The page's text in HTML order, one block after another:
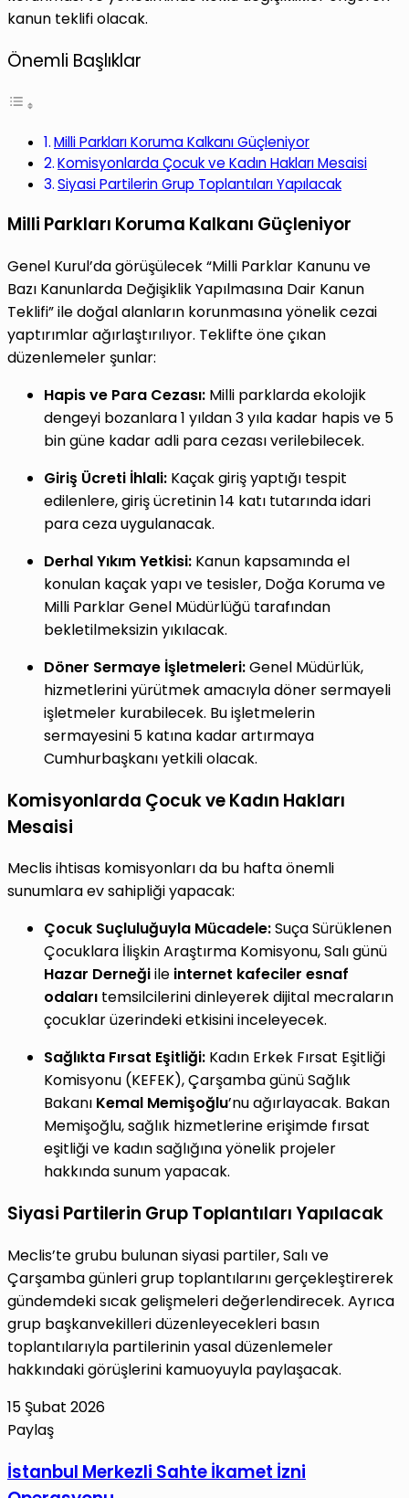
kanun teklifi olacak.
Önemli Başlıklar
Milli Parkları Koruma Kalkanı Güçleniyor
Komisyonlarda Çocuk ve Kadın Hakları Mesaisi
Siyasi Partilerin Grup Toplantıları Yapılacak
Milli Parkları Koruma Kalkanı Güçleniyor
Genel Kurul’da görüşülecek “Milli Parklar Kanunu ve
Bazı Kanunlarda Değişiklik Yapılmasına Dair Kanun
Teklifi” ile doğal alanların korunmasına yönelik cezai
yaptırımlar ağırlaştırılıyor. Teklifte öne çıkan
düzenlemeler şunlar:
Hapis ve Para Cezası: Milli parklarda ekolojik
dengeyi bozanlara 1 yıldan 3 yıla kadar hapis ve 5
bin güne kadar adli para cezası verilebilecek.
Giriş Ücreti İhlali: Kaçak giriş yaptığı tespit
edilenlere, giriş ücretinin 14 katı tutarında idari
para ceza uygulanacak.
Derhal Yıkım Yetkisi: Kanun kapsamında el
konulan kaçak yapı ve tesisler, Doğa Koruma ve
Milli Parklar Genel Müdürlüğü tarafından
bekletilmeksizin yıkılacak.
Döner Sermaye İşletmeleri:Genel Müdürlük,
hizmetlerini yürütmek amacıyla döner sermayeli
işletmeler kurabilecek. Bu işletmelerin
sermayesini 5 katına kadar artırmaya
Cumhurbaşkanı yetkili olacak.
Komisyonlarda Çocuk ve Kadın Hakları
Mesaisi
Meclis ihtisas komisyonları da bu hafta önemli
sunumlara ev sahipliği yapacak:
Çocuk Suçluluğuyla Mücadele:Suça Sürüklenen
Çocuklara İlişkin Araştırma Komisyonu, Salı günü
Hazar Derneğiile internet kafeciler esnaf
odaları temsilcilerini dinleyerek dijital mecraların
çocuklar üzerindeki etkisini inceleyecek.
Sağlıkta Fırsat Eşitliği: Kadın Erkek Fırsat Eşitliği
Komisyonu (KEFEK), Çarşamba günü Sağlık
Bakanı Kemal Memişoğlu’nu ağırlayacak. Bakan
Memişoğlu, sağlık hizmetlerine erişimde fırsat
eşitliği ve kadın sağlığına yönelik projeler
hakkında sunum yapacak.
Siyasi Partilerin Grup Toplantıları Yapılacak
Meclis’te grubu bulunan siyasi partiler, Salı ve
Çarşamba günleri grup toplantılarını gerçekleştirerek
gündemdeki sıcak gelişmeleri değerlendirecek. Ayrıca
grup başkanvekilleri düzenleyecekleri basın
toplantılarıyla partilerinin yasal düzenlemeler
hakkındaki görüşlerini kamuoyuyla paylaşacak.
15 Şubat 2026
Paylaş
Posta
İstanbul
Merkezli
İstanbul Merkezli Sahte İkamet İzni